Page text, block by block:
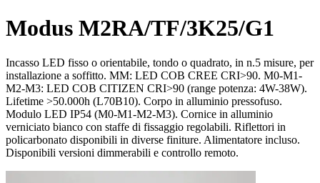
Modus M2RA/TF/3K25/G1
Incasso LED fisso o orientabile, tondo o quadrato, in n.5 misure, per
installazione a soffitto. MM: LED COB CREE CRI>90. M0-M1-
M2-M3: LED COB CITIZEN CRI>90 (range potenza: 4W-38W).
Lifetime >50.000h (L70B10). Corpo in alluminio pressofuso.
Modulo LED IP54 (M0-M1-M2-M3). Cornice in alluminio
verniciato bianco con staffe di fissaggio regolabili. Riflettori in
policarbonato disponibili in diverse finiture. Alimentatore incluso.
Disponibili versioni dimmerabili e controllo remoto.